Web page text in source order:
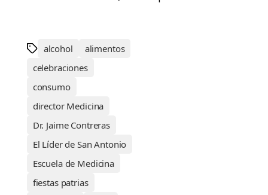
alcohol
alimentos
celebraciones
consumo
director Medicina
Dr. Jaime Contreras
El Líder de San Antonio
Escuela de Medicina
fiestas patrias